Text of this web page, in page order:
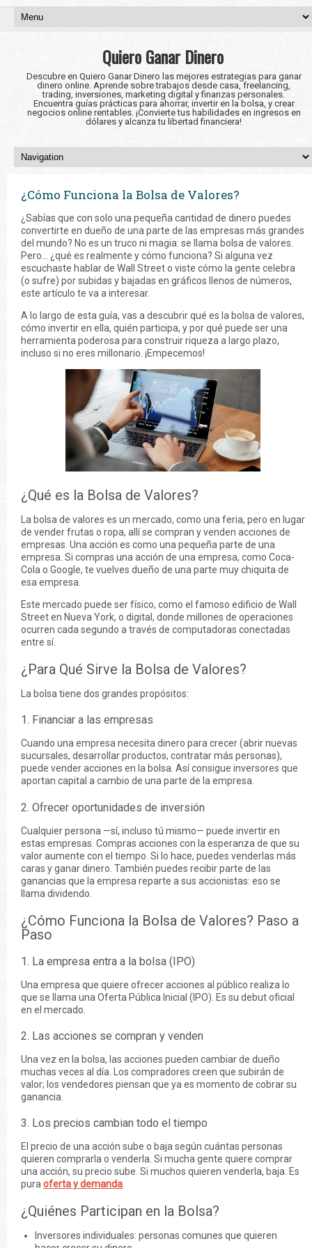
Quiero Ganar Dinero
Descubre en Quiero Ganar Dinero las mejores estrategias para ganar
dinero online. Aprende sobre trabajos desde casa, freelancing,
trading, inversiones, marketing digital y finanzas personales.
Encuentra guías prácticas para ahorrar, invertir en la bolsa, y crear
negocios online rentables. ¡Convierte tus habilidades en ingresos en
dólares y alcanza tu libertad financiera!
¿Cómo Funciona la Bolsa de Valores?
¿Sabías que con solo una pequeña cantidad de dinero puedes
convertirte en dueño de una parte de las empresas más grandes
del mundo? No es un truco ni magia: se llama bolsa de valores.
Pero... ¿qué es realmente y cómo funciona? Si alguna vez
escuchaste hablar de Wall Street o viste cómo la gente celebra
(o sufre) por subidas y bajadas en gráficos llenos de números,
este artículo te va a interesar.
A lo largo de esta guía, vas a descubrir qué es la bolsa de valores,
cómo invertir en ella, quién participa, y por qué puede ser una
herramienta poderosa para construir riqueza a largo plazo,
incluso si no eres millonario. ¡Empecemos!
¿Qué es la Bolsa de Valores?
La bolsa de valores es un mercado, como una feria, pero en lugar
de vender frutas o ropa, allí se compran y venden acciones de
empresas. Una acción es como una pequeña parte de una
empresa. Si compras una acción de una empresa, como Coca-
Cola o Google, te vuelves dueño de una parte muy chiquita de
esa empresa.
Este mercado puede ser físico, como el famoso edificio de Wall
Street en Nueva York, o digital, donde millones de operaciones
ocurren cada segundo a través de computadoras conectadas
entre sí.
¿Para Qué Sirve la Bolsa de Valores?
La bolsa tiene dos grandes propósitos:
1. Financiar a las empresas
Cuando una empresa necesita dinero para crecer (abrir nuevas
sucursales, desarrollar productos, contratar más personas),
puede vender acciones en la bolsa. Así consigue inversores que
aportan capital a cambio de una parte de la empresa.
2. Ofrecer oportunidades de inversión
Cualquier persona —sí, incluso tú mismo— puede invertir en
estas empresas. Compras acciones con la esperanza de que su
valor aumente con el tiempo. Si lo hace, puedes venderlas más
caras y ganar dinero. También puedes recibir parte de las
ganancias que la empresa reparte a sus accionistas: eso se
llama dividendo.
¿Cómo Funciona la Bolsa de Valores? Paso a
Paso
1. La empresa entra a la bolsa (IPO)
Una empresa que quiere ofrecer acciones al público realiza lo
que se llama una Oferta Pública Inicial (IPO). Es su debut oficial
en el mercado.
2. Las acciones se compran y venden
Una vez en la bolsa, las acciones pueden cambiar de dueño
muchas veces al día. Los compradores creen que subirán de
valor; los vendedores piensan que ya es momento de cobrar su
ganancia.
3. Los precios cambian todo el tiempo
El precio de una acción sube o baja según cuántas personas
quieren comprarla o venderla. Si mucha gente quiere comprar
una acción, su precio sube. Si muchos quieren venderla, baja. Es
puraoferta y demanda.
¿Quiénes Participan en la Bolsa?
Inversores individuales: personas comunes que quieren